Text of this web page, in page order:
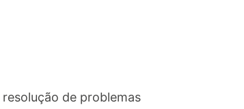
de problemas